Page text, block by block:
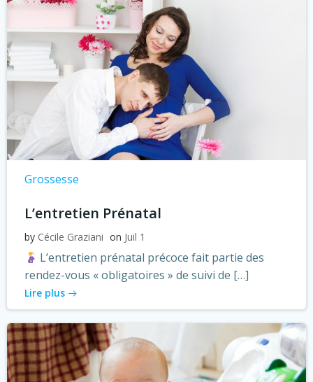
Grossesse
L’entretien Prénatal
by Cécile Graziani on Juil 1
L’entretien prénatal précoce fait partie des
rendez-vous « obligatoires » de suivi de […]
Lire plus